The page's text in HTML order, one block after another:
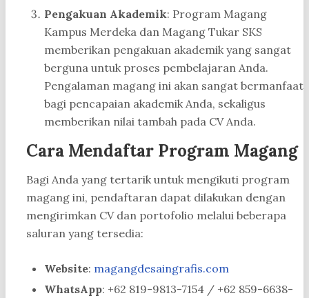
Pengakuan Akademik: Program Magang
Kampus Merdeka dan Magang Tukar SKS
memberikan pengakuan akademik yang sangat
berguna untuk proses pembelajaran Anda.
Pengalaman magang ini akan sangat bermanfaat
bagi pencapaian akademik Anda, sekaligus
memberikan nilai tambah pada CV Anda.
Cara Mendaftar Program Magang
Bagi Anda yang tertarik untuk mengikuti program
magang ini, pendaftaran dapat dilakukan dengan
mengirimkan CV dan portofolio melalui beberapa
saluran yang tersedia:
Website: magangdesaingrafis.com
WhatsApp: +62 819-9813-7154 / +62 859-6638-